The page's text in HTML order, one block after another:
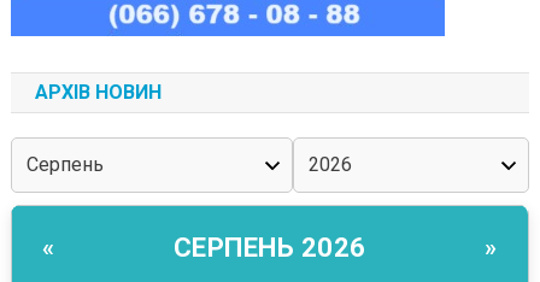
АРХІВ НОВИН
« СЕРПЕНЬ 2026 »